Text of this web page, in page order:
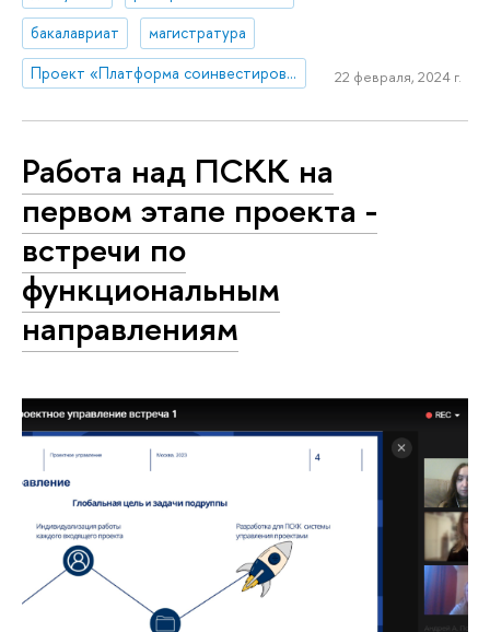
бакалавриат
магистратура
Проект «Платформа соинвестирования ключевых компетенций»
22 февраля, 2024 г.
Работа над ПСКК на
первом этапе проекта -
встречи по
функциональным
направлениям